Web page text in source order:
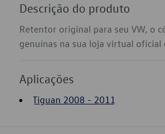
Descrição do produto
Retentor original para seu VW, o
genuínas na sua loja virtual oficial
Aplicações
Tiguan 2008 - 2011